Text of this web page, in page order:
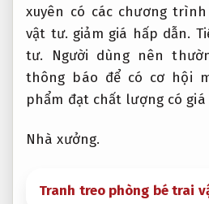
xuyên có các chương trình
vật tư. giảm giá hấp dẫn.
tư. Người dùng nên
thông báo để có cơ hội
phẩm đạt chất lượng có
Nhà xưởng.
Tranh treo phòng bé trai